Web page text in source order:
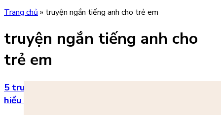
Trang chủ » truyện ngắn tiếng anh cho trẻ em
truyện ngắn tiếng anh cho
trẻ em
5 truyện ngắn tiếng Anh đơn giản, dễ đọc, dễ
hiểu cho bé